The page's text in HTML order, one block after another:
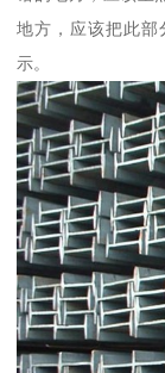
地方，应该把此
示。